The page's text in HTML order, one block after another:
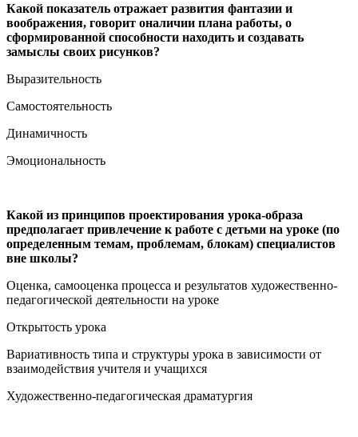
Какой показатель отражает развития фантазии и
воображения, говорит оналичии плана работы, о
сформированной способности находить и создавать
замыслы своих рисунков?
Выразительность
Самостоятельность
Динамичность
Эмоциональность
Какой из принципов проектирования урока-образа
предполагает привлечение к работе с детьми на уроке (по
определенным темам, проблемам, блокам) специалистов
вне школы?
Оценка, самооценка процесса и результатов художественно-
педагогической деятельности на уроке
Открытость урока
Вариативность типа и структуры урока в зависимости от
взаимодействия учителя и учащихся
Художественно-педагогическая драматургия